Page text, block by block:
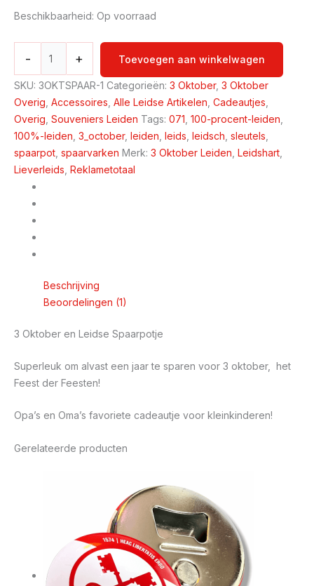
Beschikbaarheid: Op voorraad
- + Toevoegen aan winkelwagen
SKU: 3OKTSPAAR-1 Categorieën: 3 Oktober, 3 Oktober
Overig Accessoires Alle Leidse Artikelen Cadeautjes
Overig Souveniers Leiden Tags: 071 100-procent-leiden
100%-leiden 3_october, leiden leids leidsch sleutels
spaarpot spaarvarken Merk: 3 Oktober Leiden Leidshart
Lieverleids Reklametotaal
Beschrijving
Beoordelingen (1)
3 Oktober en Leidse Spaarpotje
Superleuk om alvast een jaar te sparen voor 3 oktober, het
Feest der Feesten!
Opa’s en Oma’s favoriete cadeautje voor kleinkinderen!
Gerelateerde producten